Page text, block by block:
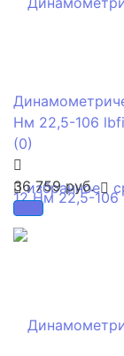
избранное
Нм 22,5-106
(0)
36 759 руб.